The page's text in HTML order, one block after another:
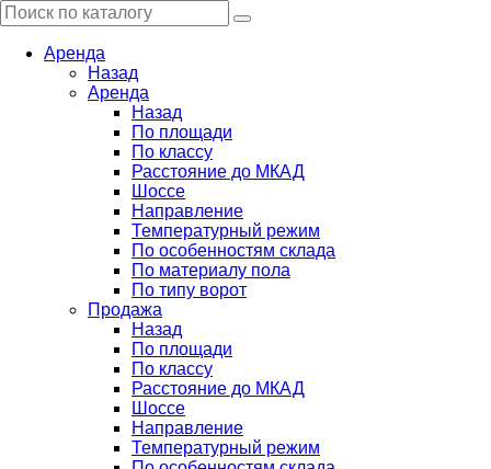
Аренда
Назад
Аренда
Назад
По площади
По классу
Расстояние до МКАД
Шоссе
Направление
Температурный режим
По особенностям склада
По материалу пола
По типу ворот
Продажа
Назад
По площади
По классу
Расстояние до МКАД
Шоссе
Направление
Температурный режим